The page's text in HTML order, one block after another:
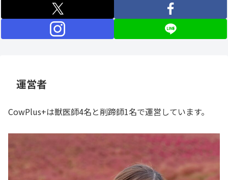
運営者
CowPlus+は獣医師4名と削蹄師1名で運営しています。